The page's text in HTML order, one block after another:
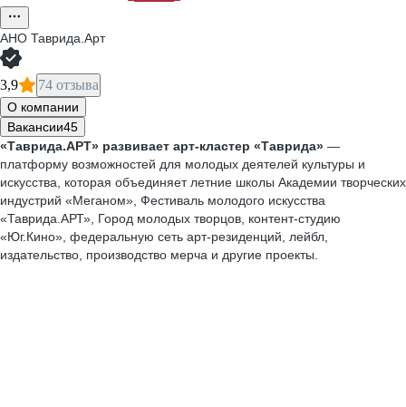
АНО Таврида.Арт
3,9 74 отзыва
О компании
Вакансии45
«Таврида.АРТ» развивает арт-кластер «Таврида» —
платформу возможностей для молодых деятелей культуры и
искусства, которая объединяет летние школы Академии творческих
индустрий «Меганом», Фестиваль молодого искусства
«Таврида.АРТ», Город молодых творцов, контент-студию
«Юг.Кино», федеральную сеть арт-резиденций, лейбл,
издательство, производство мерча и другие проекты.